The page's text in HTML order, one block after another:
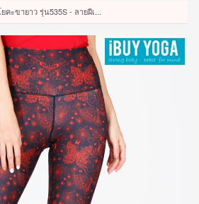
ยคะขายาว รุ่น535S - ลายผีเ...